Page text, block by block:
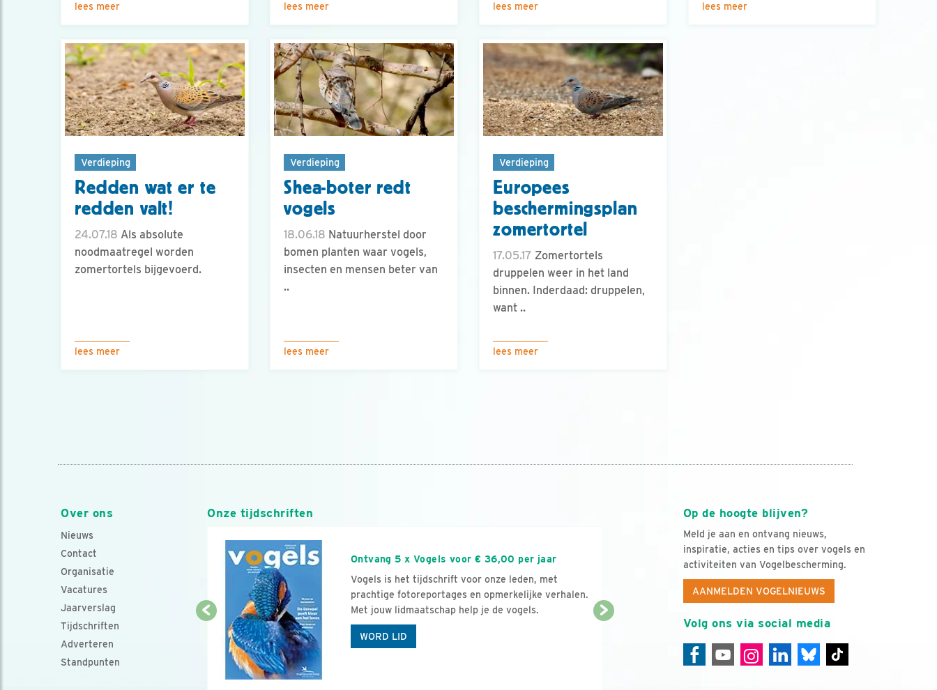
lees meer lees meer lees meer lees meer
Verdieping
Redden wat er te
redden valt!
24.07.18 Als absolute
noodmaatregel worden
zomertortels bijgevoerd.
lees meer
Verdieping
Shea-boter redt
vogels
18.06.18 Natuurherstel door
bomen planten waar vogels,
insecten en mensen beter van
..
lees meer
Verdieping
Europees
beschermingsplan
zomertortel
17.05.17 Zomertortels
druppelen weer in het land
binnen. Inderdaad: druppelen,
want ..
lees meer
Over ons
Nieuws
Contact
Organisatie
Vacatures
Jaarverslag
Tijdschriften
Adverteren
Standpunten
Op de hoogte blijven?
Meld je aan en ontvang nieuws,
inspiratie, acties en tips over vogels en
activiteiten van Vogelbescherming.
AANMELDEN VOGELNIEUWS
Volg ons via social media
Onze tijdschriften
Ontvang 5 x Vogels voor € 36,00 per jaar
Vogels is het tijdschrift voor onze leden, met
prachtige fotoreportages en opmerkelijke verhalen.
Met jouw lidmaatschap help je de vogels.
WORD LID